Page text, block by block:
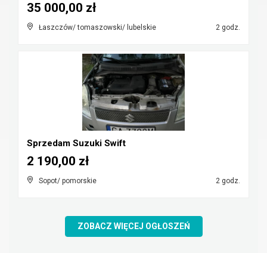
Łaszczów/ tomaszowski/ lubelskie 2 godz.
35 000,00 zł
Sprzedam Suzuki Swift
Sopot/ pomorskie 2 godz.
2 190,00 zł
ZOBACZ WIĘCEJ OGŁOSZEŃ